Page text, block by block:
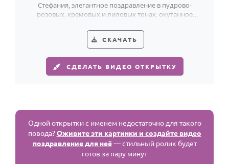
Стефания, элегантное поздравление в пудрово-
розовых, кремовых и лиловых тонах, окутанное
СКАЧАТЬ
СДЕЛАТЬ ВИДЕО ОТКРЫТКУ
Одной открытки с именем недостаточно для такого
повода?Оживите эти картинки и создайте видео
поздравление для неё— стильный ролик будет
готов за пару минут